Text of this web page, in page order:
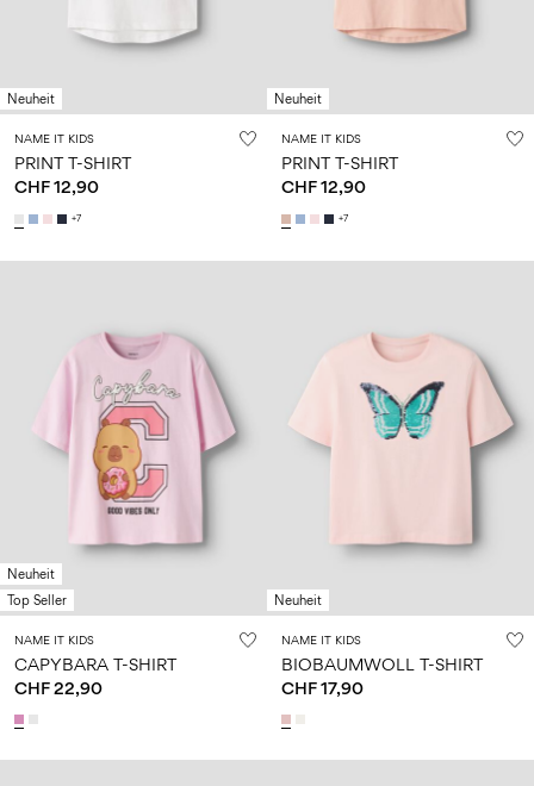
Neuheit
NAME IT KIDS
PRINT T-SHIRT
CHF 12,90
+7
Neuheit
NAME IT KIDS
PRINT T-SHIRT
CHF 12,90
+7
Neuheit
Top Seller
NAME IT KIDS
CAPYBARA T-SHIRT
CHF 22,90
Neuheit
NAME IT KIDS
BIOBAUMWOLL T-SHIRT
CHF 17,90